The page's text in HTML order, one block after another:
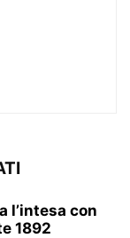
l’intesa con
1892